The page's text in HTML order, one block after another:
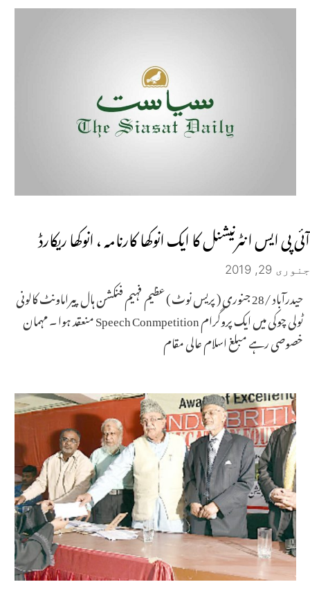
آئی پی ایس انٹرنیشنل کا ایک انوکھا کارنامہ ، انوکھا ریکارڈ
جنوری 29, 2019
حیدرآباد /28 جنوری ( پریس نوٹ ) عظیم فہیم فنکشن ہال پیراماونٹ کالونی
ٹولی چوکی میں ایک پروگرام Speech Conmpetition منعقد ہوا ۔ مہمان
خصوصی رہے مبلغ اسلام عالی مقام